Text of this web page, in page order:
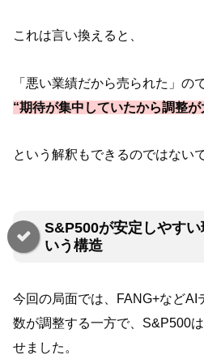
これは言い換えると、
「悪い業績だから売られた」の
“期待が集中していたから調整
という解釈もできるのではない
S&P500が安定しやす
いう構造
今回の局面では、FANG+などAI
数が調整する一方で、S&P500
せました。